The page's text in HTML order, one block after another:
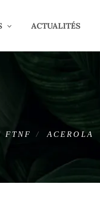
ACTUALITÉS
FTNF ACEROLA